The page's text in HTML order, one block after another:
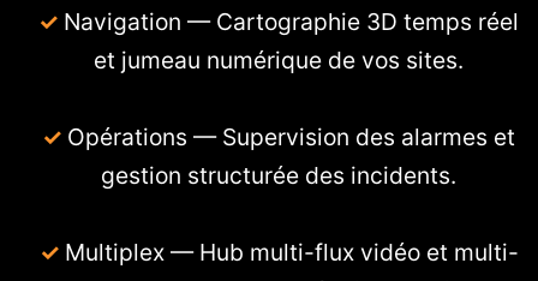
Navigation — Cartographie 3D temps réel
et jumeau numérique de vos sites.
Opérations — Supervision des alarmes et
gestion structurée des incidents.
Multiplex — Hub multi-flux vidéo et multi-